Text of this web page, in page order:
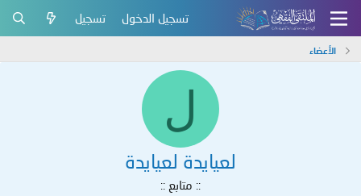
تسجيل الدخول تسجيل
الأعضاء
ل
لعيايدة لعيايدة
:: متابع ::